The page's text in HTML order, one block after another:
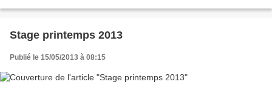
Stage printemps 2013
Publié le 15/05/2013 à 08:15